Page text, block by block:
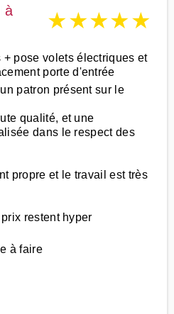
à
★★★★★
pose volets électriques et
porte d'entrée
patron présent sur le
qualité, et une
dans le respect des
propre et le travail est très
restent hyper
à faire